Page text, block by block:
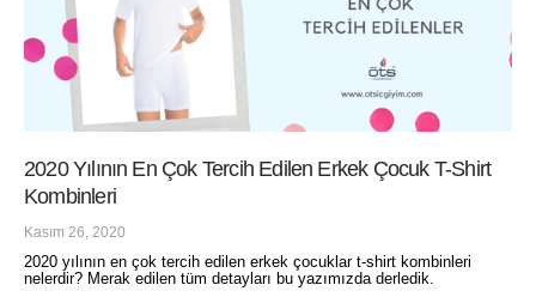
2020 Yılının En Çok Tercih Edilen Erkek Çocuk T-Shirt
Kombinleri
Kasım 26, 2020
2020 yılının en çok tercih edilen erkek çocuklar t-shirt kombinleri
nelerdir? Merak edilen tüm detayları bu yazımızda derledik.